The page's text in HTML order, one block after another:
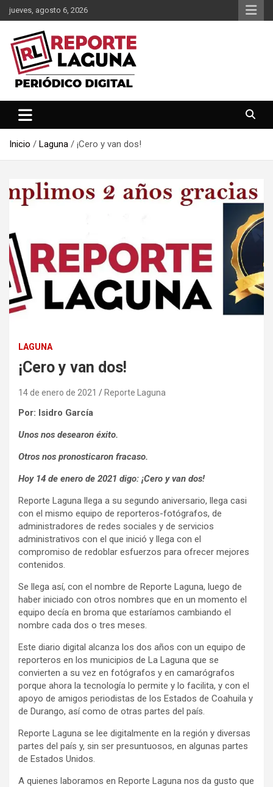
Saltar
al
contenido
jueves, agosto 6, 2026
Reporte Laguna
Inicio Laguna ¡Cero y van dos!
LAGUNA
¡Cero y van dos!
14 de enero de 2021 Reporte Laguna
Por: Isidro García
Unos nos desearon éxito.
Otros nos pronosticaron fracaso.
Hoy 14 de enero de 2021 digo: ¡Cero y van dos!
Reporte Laguna llega a su segundo aniversario, llega casi
con el mismo equipo de reporteros-fotógrafos, de
administradores de redes sociales y de servicios
administrativos con el que inició y llega con el
compromiso de redoblar esfuerzos para ofrecer mejores
contenidos.
Se llega así, con el nombre de Reporte Laguna, luego de
haber iniciado con otros nombres que en un momento el
equipo decía en broma que estaríamos cambiando el
nombre cada dos o tres meses.
Este diario digital alcanza los dos años con un equipo de
reporteros en los municipios de La Laguna que se
convierten a su vez en fotógrafos y en camarógrafos
porque ahora la tecnología lo permite y lo facilita, y con el
apoyo de amigos periodistas de los Estados de Coahuila y
de Durango, así como de otras partes del país.
Reporte Laguna se lee digitalmente en la región y diversas
partes del país y, sin ser presuntuosos, en algunas partes
de Estados Unidos.
A quienes laboramos en Reporte Laguna nos da gusto que